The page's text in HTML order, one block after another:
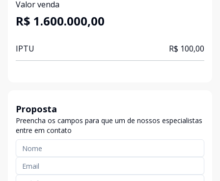
Valor venda
R$ 1.600.000,00
IPTU R$ 100,00
Proposta
Preencha os campos para que um de nossos especialistas
entre em contato